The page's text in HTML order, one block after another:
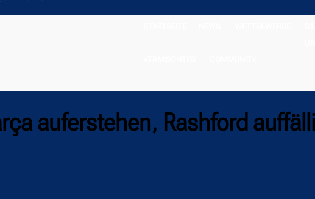
auferstehen, Rashford